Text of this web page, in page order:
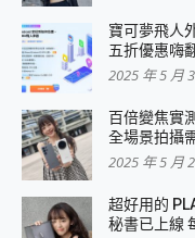
寶可夢飛人
五折優惠嗨
2025 年 5 月
百倍變焦實
全場景拍攝
2025 年 5 月
超好用的
秘書已上線